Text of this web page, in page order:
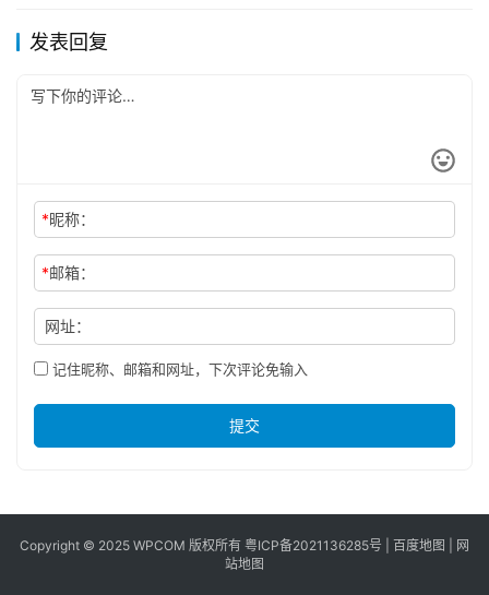
发表回复
*昵称：
*邮箱：
网址：
记住昵称、邮箱和网址，下次评论免输入
提交
Copyright © 2025 WPCOM 版权所有 粤ICP备2021136285号 百度地图
网
站地图